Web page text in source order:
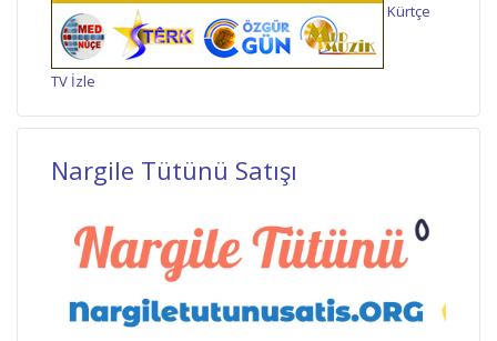
Kürtçe
TV İzle
Nargile Tütünü Satışı